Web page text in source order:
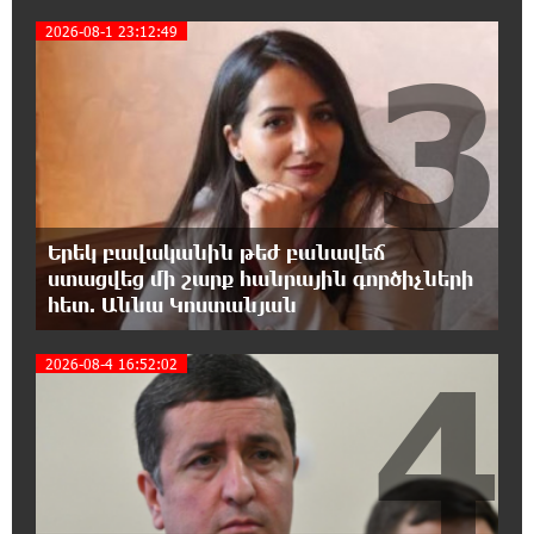
15:24:13 6-08-2026
Վեհափառի անձնագրի մեջ գրված է՝
Գարեգին Բ․ նույնիսկ քննիչներն ու
դատախազներն են այդպես դիմում նրան՝ իրենց հավատից
ելնելով․ տեսանյութ
15:09:27 6-08-2026
Ռեբուսը լուծելու համար, ասեք թե ինչպե՞ս
ՀՀ 29.800 քկմ տարածքը կրճատվեց.
Վարդևանյանը՝ Հովհաննիսյանին
15:00:46 6-08-2026
Ֆասթ Բանկը Սևան Ստարտափ Սամմիթին
ներկայացրել է իր պրոդուկտներն ու
քարտային առաջարկները
14:40:31 6-08-2026
2026-08-1 23:12:49
Երեկ բավականին թեժ բանավեճ
ստացվեց մի շարք հանրային գործիչների
հետ. Աննա Կոստանյան
3
2026-08-4 16:52:02 4